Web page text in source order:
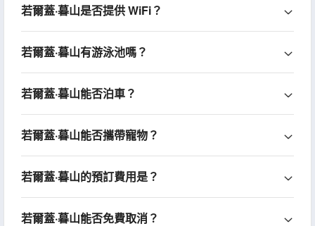
若爾蓋·暮山是否提供 WiFi？
若爾蓋·暮山有游泳池嗎？
若爾蓋·暮山能否泊車？
若爾蓋·暮山能否攜帶寵物？
若爾蓋·暮山的預訂費用是？
若爾蓋·暮山能否免費取消？